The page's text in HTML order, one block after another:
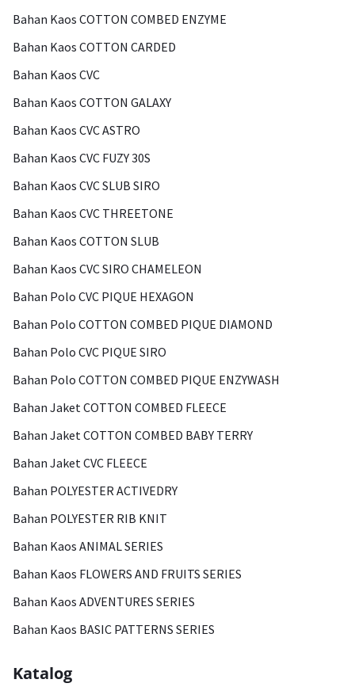
Bahan Kaos COTTON COMBED ENZYME
Bahan Kaos COTTON CARDED
Bahan Kaos CVC
Bahan Kaos COTTON GALAXY
Bahan Kaos CVC ASTRO
Bahan Kaos CVC FUZY 30S
Bahan Kaos CVC SLUB SIRO
Bahan Kaos CVC THREETONE
Bahan Kaos COTTON SLUB
Bahan Kaos CVC SIRO CHAMELEON
Bahan Polo CVC PIQUE HEXAGON
Bahan Polo COTTON COMBED PIQUE DIAMOND
Bahan Polo CVC PIQUE SIRO
Bahan Polo COTTON COMBED PIQUE ENZYWASH
Bahan Jaket COTTON COMBED FLEECE
Bahan Jaket COTTON COMBED BABY TERRY
Bahan Jaket CVC FLEECE
Bahan POLYESTER ACTIVEDRY
Bahan POLYESTER RIB KNIT
Bahan Kaos ANIMAL SERIES
Bahan Kaos FLOWERS AND FRUITS SERIES
Bahan Kaos ADVENTURES SERIES
Bahan Kaos BASIC PATTERNS SERIES
Katalog